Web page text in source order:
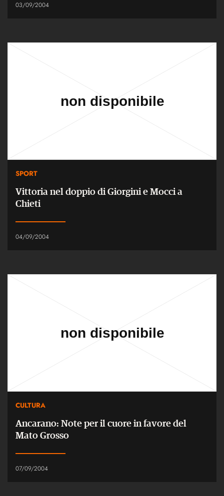
03/09/2004
SPORT
Vittoria nel doppio di Giorgini e Mocci a
Chieti
04/09/2004
CULTURA
Ancarano: Note per il cuore in favore del
Mato Grosso
07/09/2004